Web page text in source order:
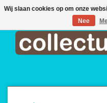
Wij slaan cookies op om onze
Nee